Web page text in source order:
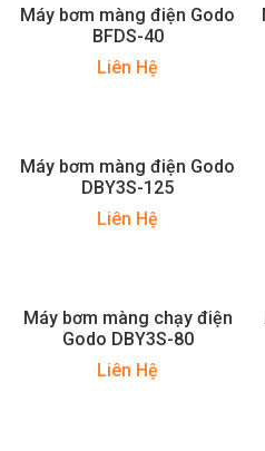
Máy bơm màng điện Godo
BFDS-40
Liên Hệ
Máy bơm màng điện Godo
DBY3S-125
Liên Hệ
Máy bơm màng chạy điện
Godo DBY3S-80
Liên Hệ